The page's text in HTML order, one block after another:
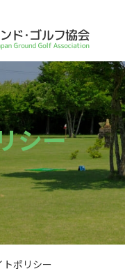
シー
トポリシー